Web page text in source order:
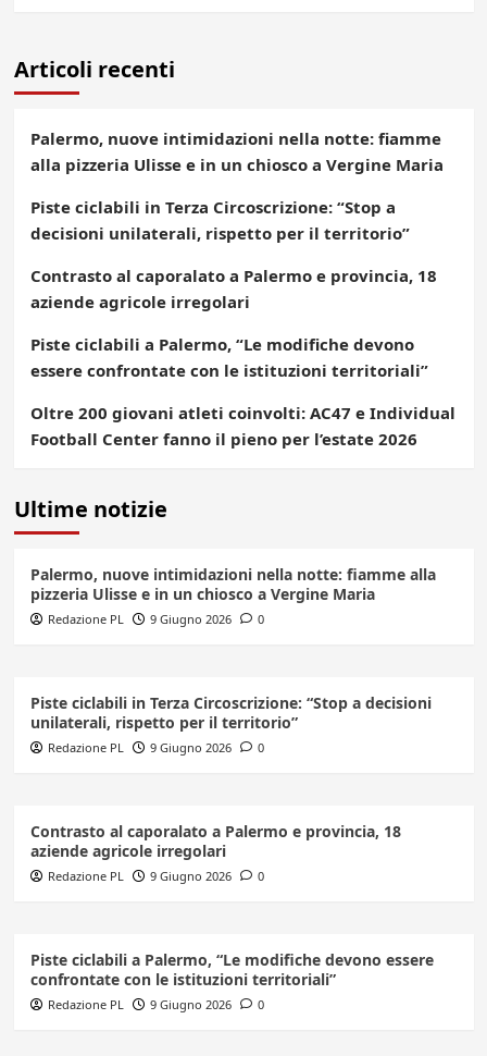
Articoli recenti
Palermo, nuove intimidazioni nella notte: fiamme
alla pizzeria Ulisse e in un chiosco a Vergine Maria
Piste ciclabili in Terza Circoscrizione: “Stop a
decisioni unilaterali, rispetto per il territorio”
Contrasto al caporalato a Palermo e provincia, 18
aziende agricole irregolari
Piste ciclabili a Palermo, “Le modifiche devono
essere confrontate con le istituzioni territoriali”
Oltre 200 giovani atleti coinvolti: AC47 e Individual
Football Center fanno il pieno per l’estate 2026
Ultime notizie
Palermo, nuove intimidazioni nella notte: fiamme alla
pizzeria Ulisse e in un chiosco a Vergine Maria
Redazione PL 9 Giugno 2026 0
Piste ciclabili in Terza Circoscrizione: “Stop a decisioni
unilaterali, rispetto per il territorio”
Redazione PL 9 Giugno 2026 0
Contrasto al caporalato a Palermo e provincia, 18
aziende agricole irregolari
Redazione PL 9 Giugno 2026 0
Piste ciclabili a Palermo, “Le modifiche devono essere
confrontate con le istituzioni territoriali”
Redazione PL 9 Giugno 2026 0